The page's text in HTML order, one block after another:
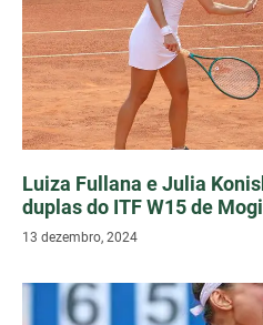
Luiza Fullana e Julia
duplas do ITF W15 de
13 dezembro, 2024